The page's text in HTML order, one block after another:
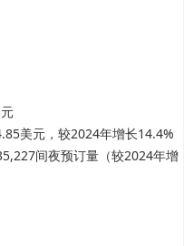
美元，较2024年增长14.4%
间夜预订量（较2024年增